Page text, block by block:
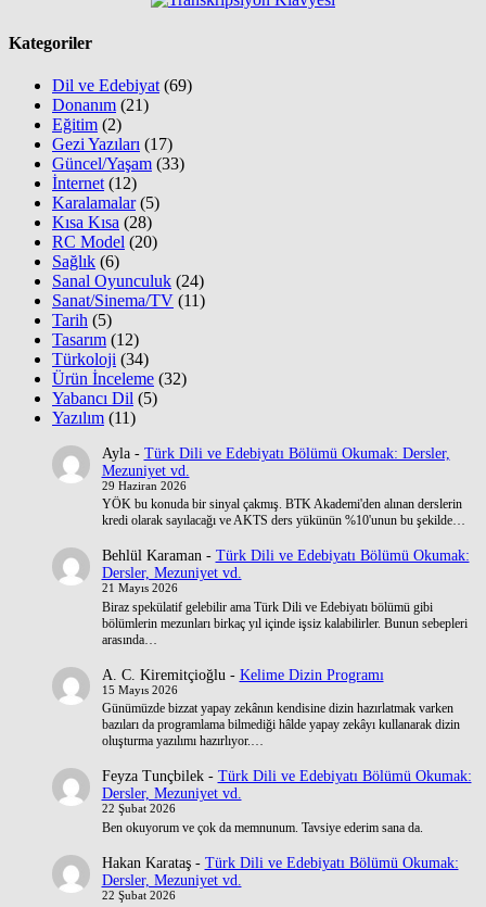
Kategoriler
Dil ve Edebiyat (69)
Donanım (21)
Eğitim (2)
Gezi Yazıları (17)
Güncel/Yaşam (33)
İnternet (12)
Karalamalar(5)
Kısa Kısa (28)
RC Model (20)
Sağlık (6)
Sanal Oyunculuk (24)
Sanat/Sinema/TV (11)
Tarih (5)
Tasarım (12)
Türkoloji (34)
Ürün İnceleme (32)
Yabancı Dil (5)
Yazılım (11)
Ayla- Türk Dili ve Edebiyatı Bölümü Okumak: Dersler,
Mezuniyet vd.
29 Haziran 2026
YÖK bu konuda bir sinyal çakmış. BTK Akademi'den alınan derslerin
kredi olarak sayılacağı ve AKTS ders yükünün %10'unun bu şekilde…
Behlül Karaman- Türk Dili ve Edebiyatı Bölümü Okumak:
Dersler, Mezuniyet vd.
21 Mayıs 2026
Biraz spekülatif gelebilir ama Türk Dili ve Edebiyatı bölümü gibi
bölümlerin mezunları birkaç yıl içinde işsiz kalabilirler. Bunun sebepleri
arasında…
A. C. Kiremitçioğlu - Kelime Dizin Programı
15 Mayıs 2026
Günümüzde bizzat yapay zekânın kendisine dizin hazırlatmak varken
bazıları da programlama bilmediği hâlde yapay zekâyı kullanarak dizin
oluşturma yazılımı hazırlıyor.…
Feyza Tunçbilek- Türk Dili ve Edebiyatı Bölümü Okumak:
Dersler, Mezuniyet vd.
22 Şubat 2026
Ben okuyorum ve çok da memnunum. Tavsiye ederim sana da.
Hakan Karataş- Türk Dili ve Edebiyatı Bölümü Okumak:
Dersler, Mezuniyet vd.
22 Şubat 2026